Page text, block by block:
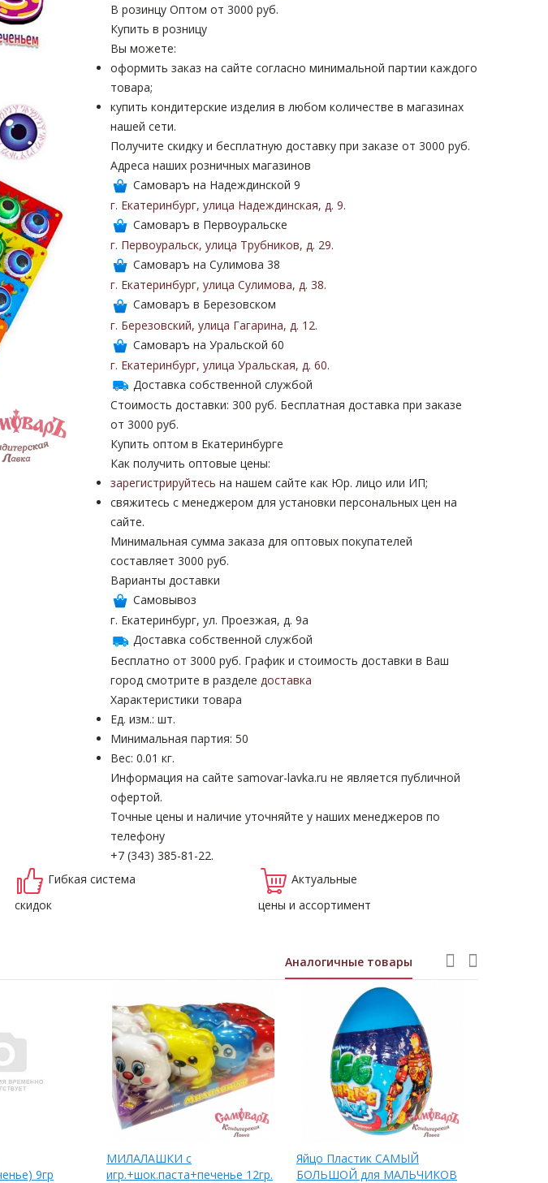
В розинцу Оптом от 3000 руб.
Купить в розницу
Вы можете:
оформить заказ на сайте согласно минимальной партии каждого
товара;
купить кондитерские изделия в любом количестве в магазинах
нашей сети.
Получите скидку и бесплатную доставку при заказе от 3000 руб.
Адреса наших розничных магазинов
Самоваръ на Надеждинской 9
г. Екатеринбург, улица Надеждинская, д. 9.
Самоваръ в Первоуральске
г. Первоуральск, улица Трубников, д. 29.
Самоваръ на Сулимова 38
г. Екатеринбург, улица Сулимова, д. 38.
Самоваръ в Березовском
г. Березовский, улица Гагарина, д. 12.
Самоваръ на Уральской 60
г. Екатеринбург, улица Уральская, д. 60.
Доставка собственной службой
Стоимость доставки: 300 руб. Бесплатная доставка при заказе
от 3000 руб.
Купить оптом в Екатеринбурге
Как получить оптовые цены:
зарегистрируйтесь на нашем сайте как Юр. лицо или ИП;
свяжитесь с менеджером для установки персональных цен на
сайте.
Минимальная сумма заказа для оптовых покупателей
составляет 3000 руб.
Варианты доставки
Самовывоз
г. Екатеринбург, ул. Проезжая, д. 9а
Доставка собственной службой
Бесплатно от 3000 руб. График и стоимость доставки в Ваш
город смотрите в разделе доставка
Характеристики товара
Ед. изм.: шт.
Минимальная партия: 50
Вес: 0.01 кг.
Информация на сайте samovar-lavka.ru не является публичной
офертой.
Точные цены и наличие уточняйте у наших менеджеров по
телефону
+7 (343) 385-81-22.
Гибкая система
скидок
Актуальные
цены и ассортимент
Аналогичные товары
9гр
МИЛАЛАШКИ с
игр.+шок.паста+печенье 12гр.
Яйцо Пластик САМЫЙ
БОЛЬШОЙ для МАЛЬЧИКОВ